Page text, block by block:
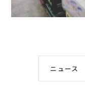
ニュース